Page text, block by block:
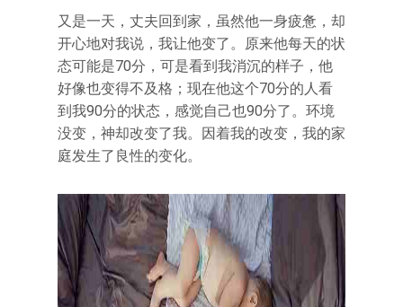
又是一天，丈夫回到家，虽然他一身疲惫，却
开心地对我说，我让他变了。原来他每天的状
态可能是70分，可是看到我消沉的样子，他
好像也变得不及格；现在他这个70分的人看
到我90分的状态，感觉自己也90分了。环境
没变，神却改变了我。因着我的改变，我的家
庭发生了良性的变化。